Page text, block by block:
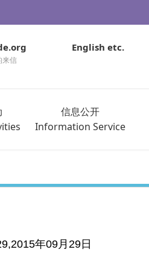
来信
English etc.
信息公开
Information Service
年09月29日